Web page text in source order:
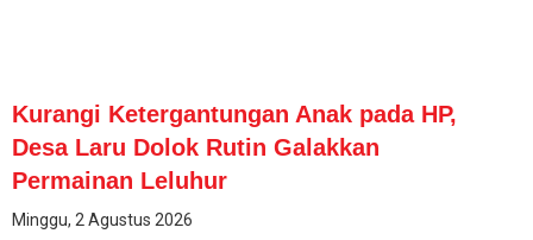
Kurangi Ketergantungan Anak pada HP,
Desa Laru Dolok Rutin Galakkan
Permainan Leluhur
Minggu, 2 Agustus 2026